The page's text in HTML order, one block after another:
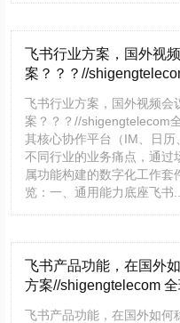
飞书行业方案，国外视
案？？？//
飞书行业方案，国外视频会
案？？？//shigengtelecom
其核心协作平台（IM、日
不同行业的业务痛点，通过
属功能构建的数字化工作
览：一、通用能力底座飞书...
飞书产品功能，在国外
方案//shigengtelecom 全
飞书产品功能，在国外如何